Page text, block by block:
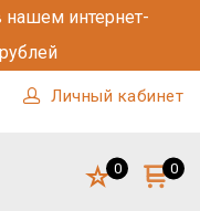
нашем интернет-
Личный кабинет
0 0